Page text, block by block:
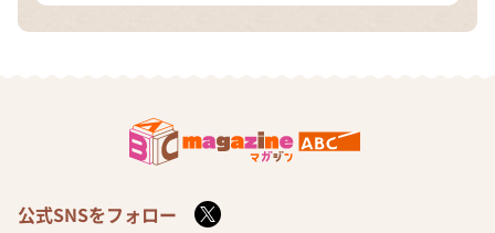
公式SNSをフォロー